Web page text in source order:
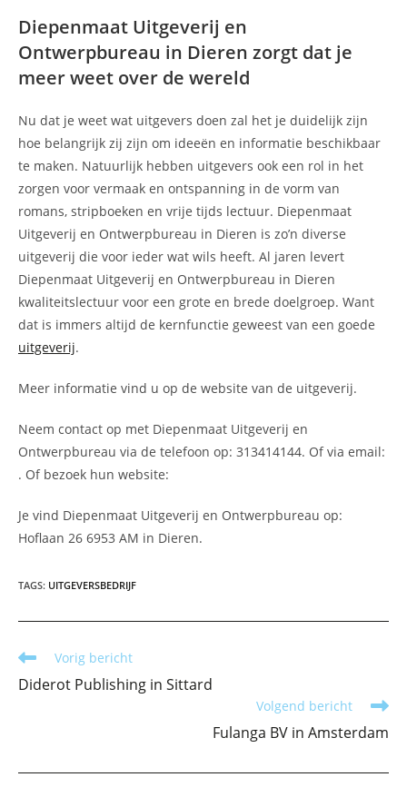
Diepenmaat Uitgeverij en
Ontwerpbureau in Dieren zorgt dat je
meer weet over de wereld
Nu dat je weet wat uitgevers doen zal het je duidelijk zijn
hoe belangrijk zij zijn om ideeën en informatie beschikbaar
te maken. Natuurlijk hebben uitgevers ook een rol in het
zorgen voor vermaak en ontspanning in de vorm van
romans, stripboeken en vrije tijds lectuur. Diepenmaat
Uitgeverij en Ontwerpbureau in Dieren is zo’n diverse
uitgeverij die voor ieder wat wils heeft. Al jaren levert
Diepenmaat Uitgeverij en Ontwerpbureau in Dieren
kwaliteitslectuur voor een grote en brede doelgroep. Want
dat is immers altijd de kernfunctie geweest van een goede
uitgeverij.
Meer informatie vind u op de website van de uitgeverij.
Neem contact op met Diepenmaat Uitgeverij en
Ontwerpbureau via de telefoon op: 313414144. Of via email:
. Of bezoek hun website:
Je vind Diepenmaat Uitgeverij en Ontwerpbureau op:
Hoflaan 26 6953 AM in Dieren.
TAGS: UITGEVERSBEDRIJF
Lees
meer
artikelen
Vorig bericht
Diderot Publishing in Sittard
Volgend bericht
Fulanga BV in Amsterdam